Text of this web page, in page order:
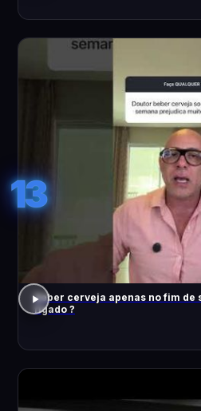
13
Beber cerveja apenas no fim de
fígado ?